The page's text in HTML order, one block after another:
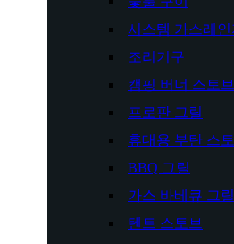
시스템 가스레인
조리기구
캠핑 버너 스토브
프로판 그릴
휴대용 부탄 스
BBQ 그릴
가스 바베큐 그릴
텐트 스토브